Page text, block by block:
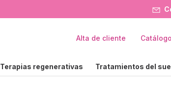
Terapias regenerativas Tratamientos del
Alta de cliente Catálogo